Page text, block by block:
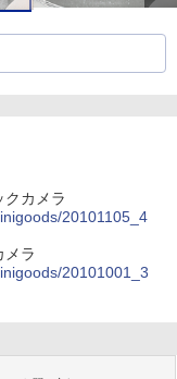
クカメラ
20101105_4
メラ
20101001_3